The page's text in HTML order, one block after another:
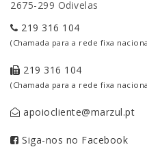
2675-299 Odivelas
219 316 104
(Chamada para a rede fixa
219 316 104
(Chamada para a rede fixa
apoiocliente@marzul.pt
Siga-nos no Facebook